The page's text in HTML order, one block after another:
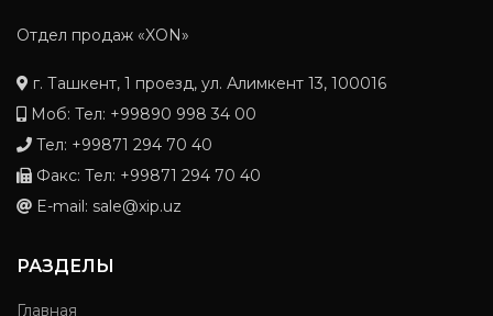
Отдел продаж «XON»
г. Ташкент, 1 проезд, ул. Алимкент 13, 100016
Моб: Тел: +99890 998 34 00
Тел: +99871 294 70 40
Факс: Тел: +99871 294 70 40
E-mail: sale@xip.uz
РАЗДЕЛЫ
Главная